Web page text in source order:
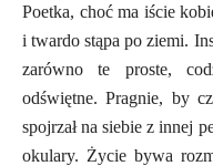
Poetka, choć ma iście
i twardo stąpa po ziemi. I
zarówno te proste,
odświętne. Pragnie, by
spojrzał na siebie z innej
okulary. Życie bywa